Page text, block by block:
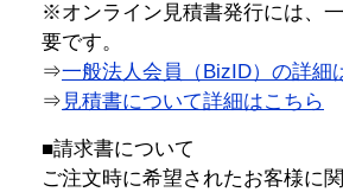
※オンライン見積書発行には、
要です。
⇒一般法人会員（BizID）の詳細
⇒ 見積書について詳細はこちら
■請求書について
ご注文時に希望されたお客様に